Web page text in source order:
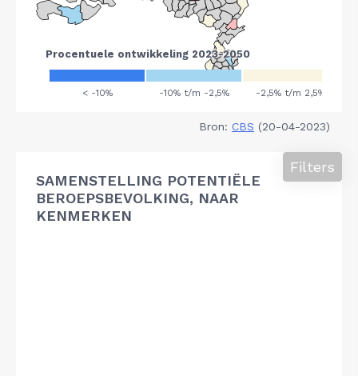
Bron: CBS (20-04-2023)
SAMENSTELLING POTENTIËLE
BEROEPSBEVOLKING, NAAR
KENMERKEN
Filters